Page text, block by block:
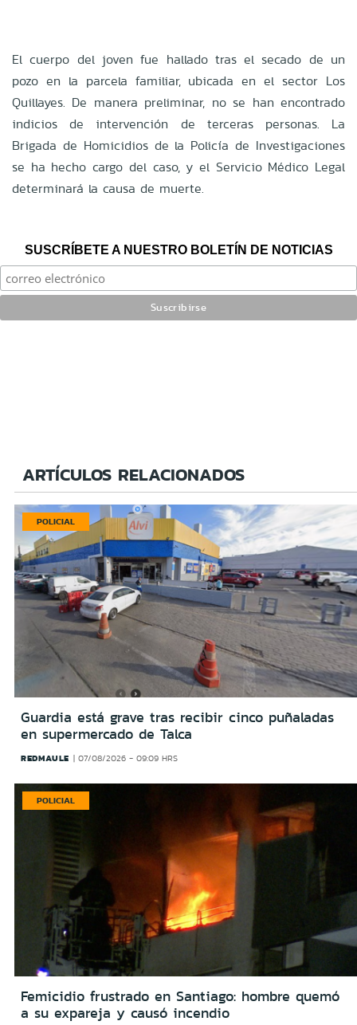
El cuerpo del joven fue hallado tras el secado de un
pozo en la parcela familiar, ubicada en el sector Los
Quillayes. De manera preliminar, no se han encontrado
indicios de intervención de terceras personas. La
Brigada de Homicidios de la Policía de Investigaciones
se ha hecho cargo del caso, y el Servicio Médico Legal
determinará la causa de muerte.
SUSCRÍBETE A NUESTRO BOLETÍN DE NOTICIAS
ARTÍCULOS RELACIONADOS
POLICIAL
Guardia está grave tras recibir cinco puñaladas
en supermercado de Talca
REDMAULE 07/08/2026 - 09:09 HRS
POLICIAL
Femicidio frustrado en Santiago: hombre quemó
a su expareja y causó incendio